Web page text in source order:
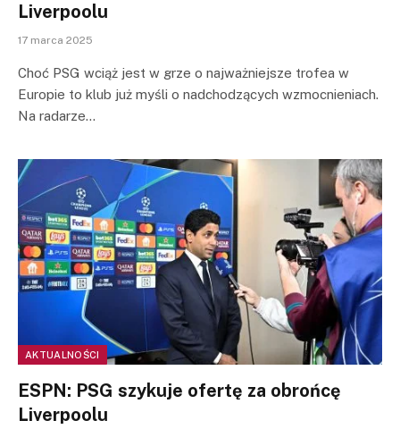
Liverpoolu
17 marca 2025
Choć PSG wciąż jest w grze o najważniejsze trofea w
Europie to klub już myśli o nadchodzących wzmocnieniach.
Na radarze…
AKTUALNOŚCI
ESPN: PSG szykuje ofertę za obrońcę
Liverpoolu